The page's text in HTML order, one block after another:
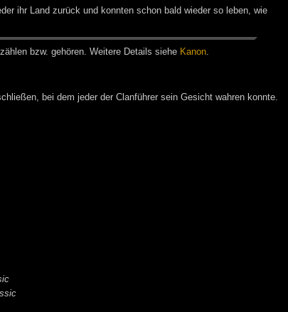
ihr Land zurück und konnten schon bald wieder so leben, wie
bzw. ge­hö­ren. Wei­te­re De­tails sie­he Ka­non.
bei dem jeder der Clanführer sein Gesicht wahren konnte.